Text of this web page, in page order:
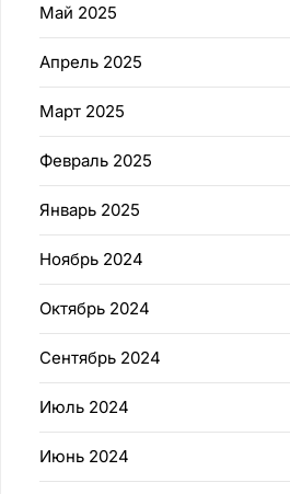
Май 2025
Апрель 2025
Март 2025
Февраль 2025
Январь 2025
Ноябрь 2024
Октябрь 2024
Сентябрь 2024
Июль 2024
Июнь 2024